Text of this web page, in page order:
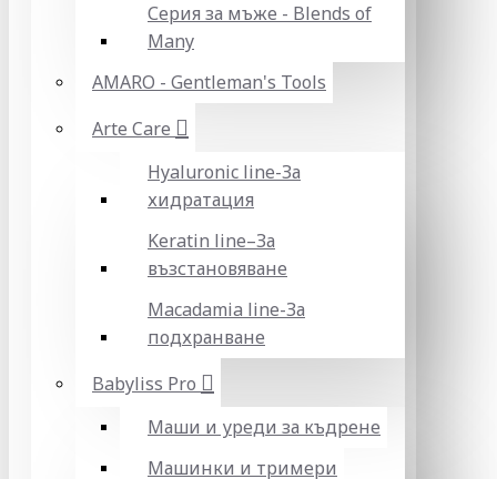
Серия за мъже - Blends of
Many
AMARO - Gentleman's Tools
Arte Care
Hyaluronic line-За
хидратация
Keratin line–За
възстановяване
Macadamia line-За
подхранване
Babyliss Pro
Маши и уреди за къдрене
Машинки и тримери